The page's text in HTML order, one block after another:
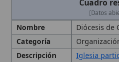
Organización
Descripción Iglesia
1175, con sede
integrada en la
Valladolid y
episcopi con la